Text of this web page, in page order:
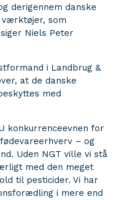
derigennem danske
som
Niels Peter
i Landbrug &
at de danske
med
konkurrenceevnen for
– og
Uden NGT ville vi stå
med den meget
til pesticider. Vi har
i mere end